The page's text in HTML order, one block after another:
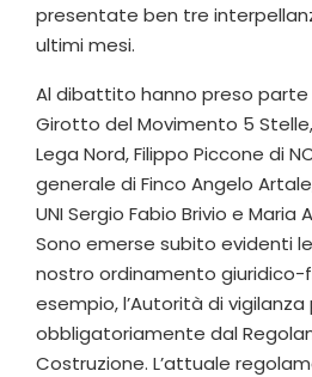
presentate ben tre
ultimi mesi.
Al dibattito hanno preso parte
Girotto del Movimento 5
Lega Nord, Filippo Piccone di
generale di Finco Angelo
UNI Sergio Fabio Brivio e Maria
Sono emerse subito evidenti
nostro ordinamento giuridico-
esempio, l’Autorità di
obbligatoriamente dal
Costruzione. L’attuale